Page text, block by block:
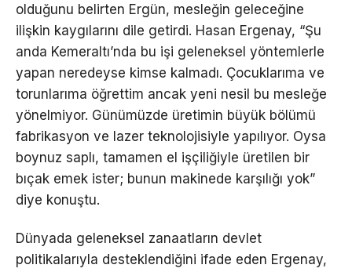
olduğunu belirten Ergün, mesleğin geleceğine
ilişkin kaygılarını dile getirdi. Hasan Ergenay, “Şu
anda Kemeraltı’nda bu işi geleneksel yöntemlerle
yapan neredeyse kimse kalmadı. Çocuklarıma ve
torunlarıma öğrettim ancak yeni nesil bu mesleğe
yönelmiyor. Günümüzde üretimin büyük bölümü
fabrikasyon ve lazer teknolojisiyle yapılıyor. Oysa
boynuz saplı, tamamen el işçiliğiyle üretilen bir
bıçak emek ister; bunun makinede karşılığı yok”
diye konuştu.
Dünyada geleneksel zanaatların devlet
politikalarıyla desteklendiğini ifade eden Ergenay,